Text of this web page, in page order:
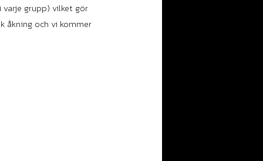
grupp) vilket gör
åkning och vi kommer